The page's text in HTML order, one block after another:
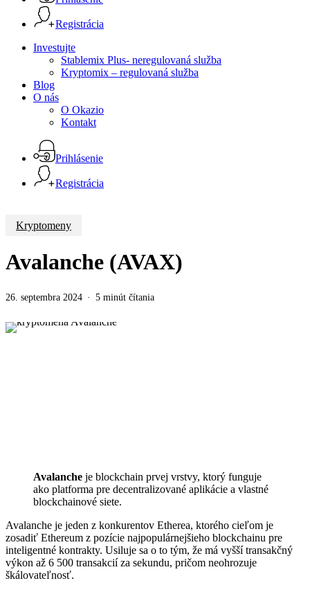
Registrácia
Menu
Investujte
Stablemix Plus- neregulovaná služba
Kryptomix – regulovaná služba
Blog
O nás
O Okazio
Kontakt
Prihlásenie
Registrácia
Kryptomeny
Avalanche (AVAX)
26. septembra 2024 5 minút čítania
Avalanche je blockchain prvej vrstvy, ktorý funguje
ako platforma pre decentralizované aplikácie a vlastné
blockchainové siete.
Avalanche je jeden z konkurentov Etherea, ktorého cieľom je
zosadiť Ethereum z pozície najpopulárnejšieho blockchainu pre
inteligentné kontrakty. Usiluje sa o to tým, že má vyšší transakčný
výkon až 6 500 transakcií za sekundu, pričom neohrozuje
škálovateľnosť.